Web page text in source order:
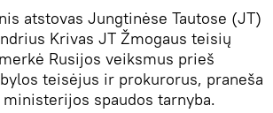
atstovas Jungtinėse Tautose (JT)
Krivas JT Žmogaus teisių
Rusijos veiksmus prieš
teisėjus ir prokurorus, praneša
spaudos tarnyba.